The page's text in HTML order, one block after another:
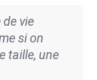
vie
si on
taille, une